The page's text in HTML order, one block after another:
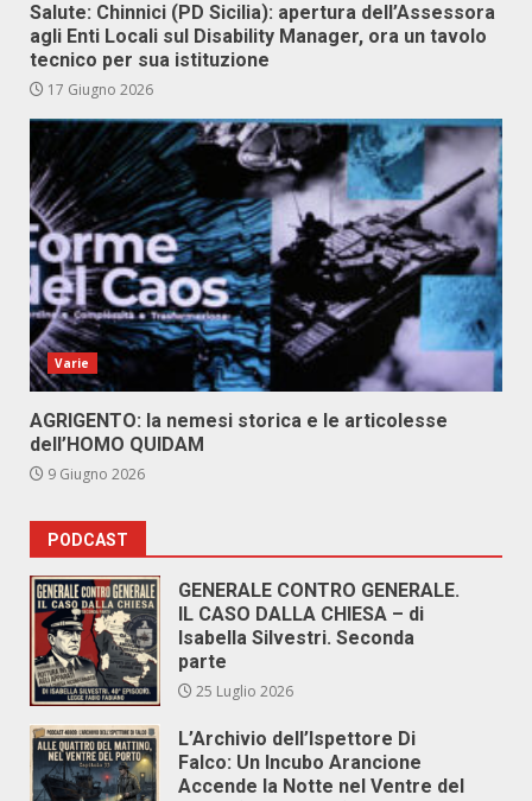
Salute: Chinnici (PD Sicilia): apertura dell’Assessora
agli Enti Locali sul Disability Manager, ora un tavolo
tecnico per sua istituzione
17 Giugno 2026
Varie
AGRIGENTO: la nemesi storica e le articolesse
dell’HOMO QUIDAM
9 Giugno 2026
PODCAST
GENERALE CONTRO GENERALE.
IL CASO DALLA CHIESA – di
Isabella Silvestri. Seconda
parte
25 Luglio 2026
L’Archivio dell’Ispettore Di
Falco: Un Incubo Arancione
Accende la Notte nel Ventre del